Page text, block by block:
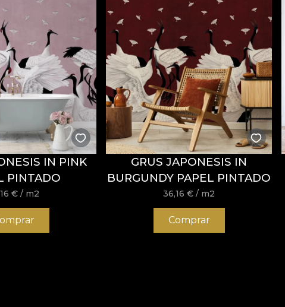
IN PINK
PINTADO
€ / m2
GRUS JAPONESIS IN
BURGUNDY PAPEL PINTADO
36,16€ / m2
Comprar